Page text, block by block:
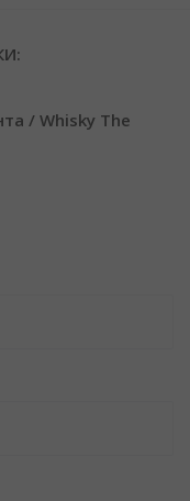
/ Whisky The